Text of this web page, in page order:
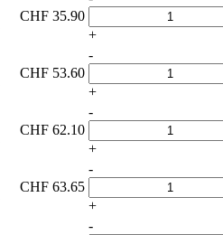
CHF 35.90
+
CHF 53.60
-
+
CHF 62.10
-
+
CHF 63.65
-
+
-